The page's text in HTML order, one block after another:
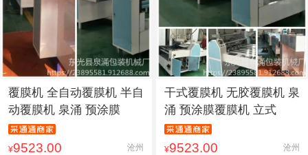
覆膜机 全自动覆膜机 半自
动覆膜机 泉涌 预涂膜
¥9523.00 沧州
干式覆膜机 无胶覆膜机 泉
涌 预涂膜覆膜机 立式
¥9523.00 沧州